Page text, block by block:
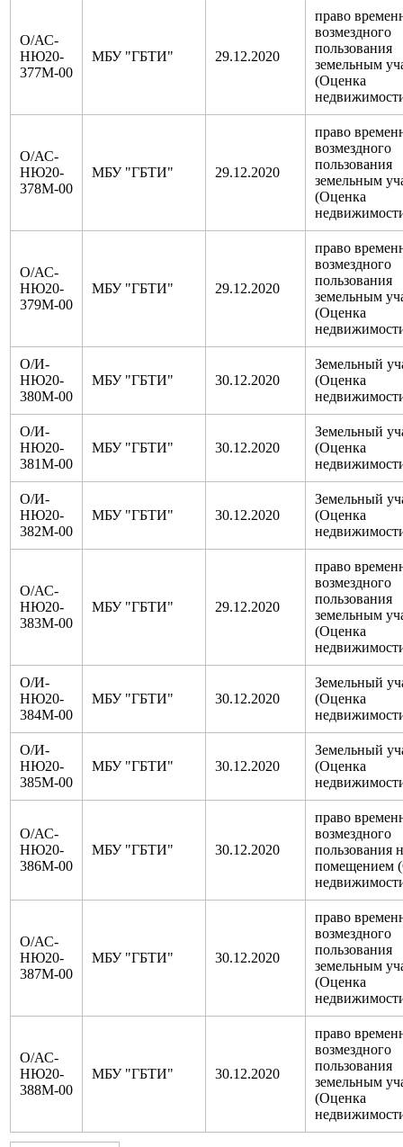
О/АС-
НЮ20-
377М-00
МБУ "ГБТИ" 29.12.2020
право
возмездного
пользования
земельным
(Оценка
О/АС-
НЮ20-
378М-00
МБУ "ГБТИ" 29.12.2020
право
возмездного
пользования
земельным
(Оценка
О/АС-
НЮ20-
379М-00
МБУ "ГБТИ" 29.12.2020
право
возмездного
пользования
земельным
(Оценка
О/И-
НЮ20-
380М-00
МБУ "ГБТИ" 30.12.2020
Земельный
(Оценка
О/И-
НЮ20-
381М-00
МБУ "ГБТИ" 30.12.2020
Земельный
(Оценка
О/И-
НЮ20-
382М-00
МБУ "ГБТИ" 30.12.2020
Земельный
(Оценка
О/АС-
НЮ20-
383М-00
МБУ "ГБТИ" 29.12.2020
право
возмездного
пользования
земельным
(Оценка
О/И-
НЮ20-
384М-00
МБУ "ГБТИ" 30.12.2020
Земельный
(Оценка
О/И-
НЮ20-
385М-00
МБУ "ГБТИ" 30.12.2020
Земельный
(Оценка
О/АС-
НЮ20-
386М-00
МБУ "ГБТИ" 30.12.2020
право
возмездного
пользования
помещением
О/АС-
НЮ20-
387М-00
МБУ "ГБТИ" 30.12.2020
право
возмездного
пользования
земельным
(Оценка
О/АС-
НЮ20-
388М-00
МБУ "ГБТИ" 30.12.2020
право
возмездного
пользования
земельным
(Оценка